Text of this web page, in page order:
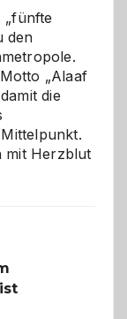
„fünfte
den
„Alaaf
die
mit Herzblut